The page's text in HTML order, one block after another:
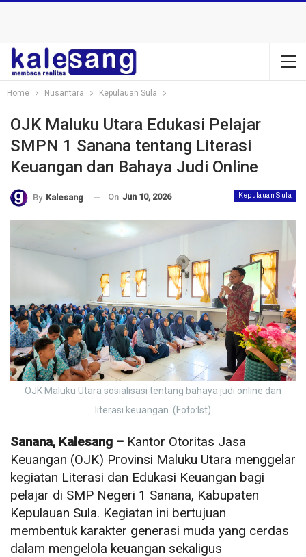
Home Nusantara Kepulauan Sula
OJK Maluku Utara Edukasi Pelajar
SMPN 1 Sanana tentang Literasi
Keuangan dan Bahaya Judi Online
Kepulauan Sula
By Kalesang On Jun 10, 2026
OJK Maluku Utara sosialisasi tentang bahaya judi online dan
literasi keuangan. (Foto:Ist)
Sanana, Kalesang – Kantor Otoritas Jasa
Keuangan (OJK) Provinsi Maluku Utara menggelar
kegiatan Literasi dan Edukasi Keuangan bagi
pelajar di SMP Negeri 1 Sanana, Kabupaten
Kepulauan Sula. Kegiatan ini bertujuan
membentuk karakter generasi muda yang cerdas
dalam mengelola keuangan sekaligus